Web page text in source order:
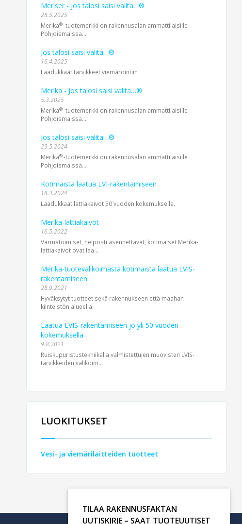
Meriser - Jos talosi saisi valita…®
28.5.2025
Merika®-tuotemerkki on rakennusalan ammattilaisille
Pohjoismaissa...
Jos talosi saisi valita…®
16.4.2025
Laadukkaat tarvikkeet viemäröintiin
Merika - Jos talosi saisi valita…®
5.3.2025
Merika®-tuotemerkki on rakennusalan ammattilaisille
Pohjoismaissa...
Jos talosi saisi valita…®
29.5.2024
Merika®-tuotemerkki on rakennusalan ammattilaisille
Pohjoismaissa...
Kotimaista laatua LVI-rakentamiseen
18.3.2024
Laadukkaat lattiakaivot 50 vuoden kokemuksella.
Merika-lattiakaivot
16.5.2022
Varmatoimiset, helposti asennettavat, kotimaiset Merika-
lattiakaivot ovat laa...
Merika-tuotevalikoimasta kotimaista laatua LVIS-
rakentamiseen
28.9.2021
Hyväksytyt tuotteet sekä rakennukseen että maahan
kiinteistön alueella.
Laatua LVIS-rakentamiseen jo yli 50 vuoden
kokemuksella
9.8.2021
Ruiskupuristustekniikalla valmistettujen muovisten LVIS-
tarvikkeiden valikoim...
LUOKITUKSET
Vesi- ja viemärilaitteiden tuotteet
TILAA RAKENNUSFAKTAN
UUTISKIRJE – SAAT TUOTEUUTISET